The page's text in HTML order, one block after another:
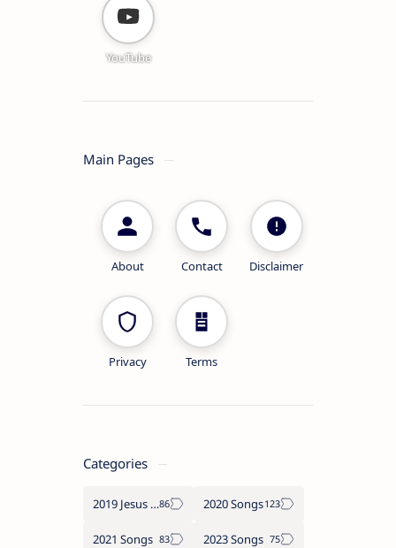
YouTube
Main Pages
About Contact Disclaimer
Privacy Terms
Categories
2019 Jesus songs 2020 Songs
2021 Songs 2023 Songs